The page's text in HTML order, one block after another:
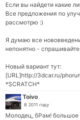
Если вы найдети какие
Все предложения по
рассмотрю :)
Я думаю все
непонятно -
Новый вариант тут:
[URL]http://3dcar.ru/
*SCRATCH*
Toivo
В 2011 году
Молодец, бРам! большое